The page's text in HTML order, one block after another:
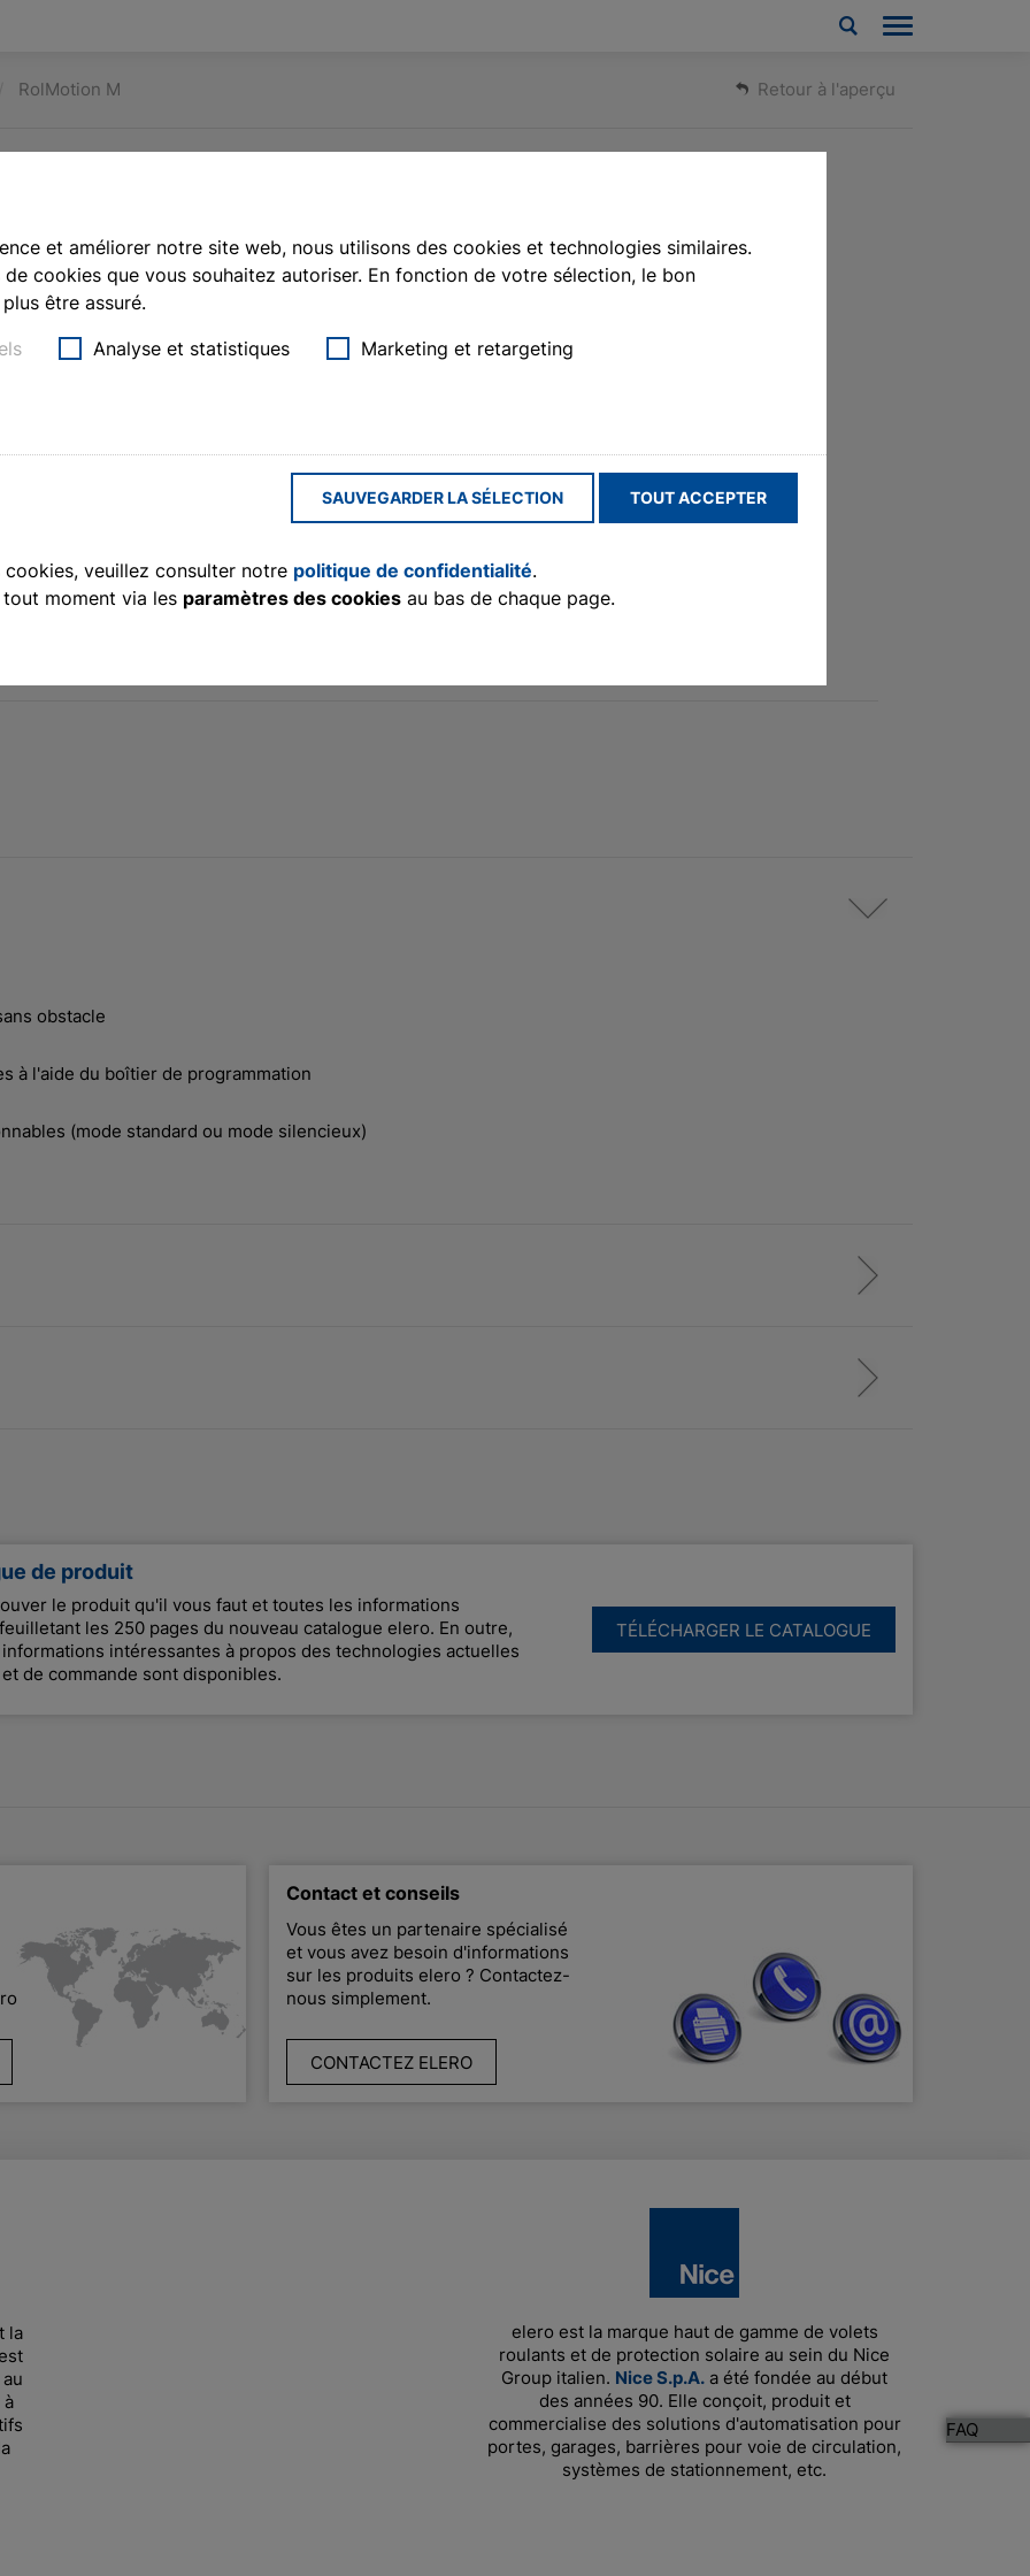
et améliorer notre site web, nous utilisons des cookies et technologies similaires.
cookies que vous souhaitez autoriser. En fonction de votre sélection, le bon
être assuré.
Analyse et statistiques Marketing et retargeting
SAUVEGARDER LA SÉLECTION TOUT ACCEPTER
veuillez consulter notre politique de confidentialité.
moment via les paramètres des cookies au bas de chaque page.
RolMotion M Retour à l'aperçu
volets roulants (pour arbres à
modes de fonctionnement
ou mode silencieux. Le
du store, la mesure
roulants, stores intérieurs et brise-vues
obstacle
à l'aide du boîtier de programmation
(mode standard ou mode silencieux)
de produit
le produit qu'il vous faut et toutes les informations
les 250 pages du nouveau catalogue elero. En outre,
intéressantes à propos des technologies actuelles
de commande sont disponibles.
TÉLÉCHARGER LE CATALOGUE
Contact et conseils
Vous êtes un partenaire spécialisé
et vous avez besoin d'informations
sur les produits elero ? Contactez-
nous simplement.
CONTACTEZ ELERO
la
elero est la marque haut de gamme de volets
roulants et de protection solaire au sein du Nice
Group italien. Nice S.p.A. a été fondée au début
des années 90. Elle conçoit, produit et
commercialise des solutions d'automatisation pour
portes, garages, barrières pour voie de circulation,
systèmes de stationnement, etc.
FAQ